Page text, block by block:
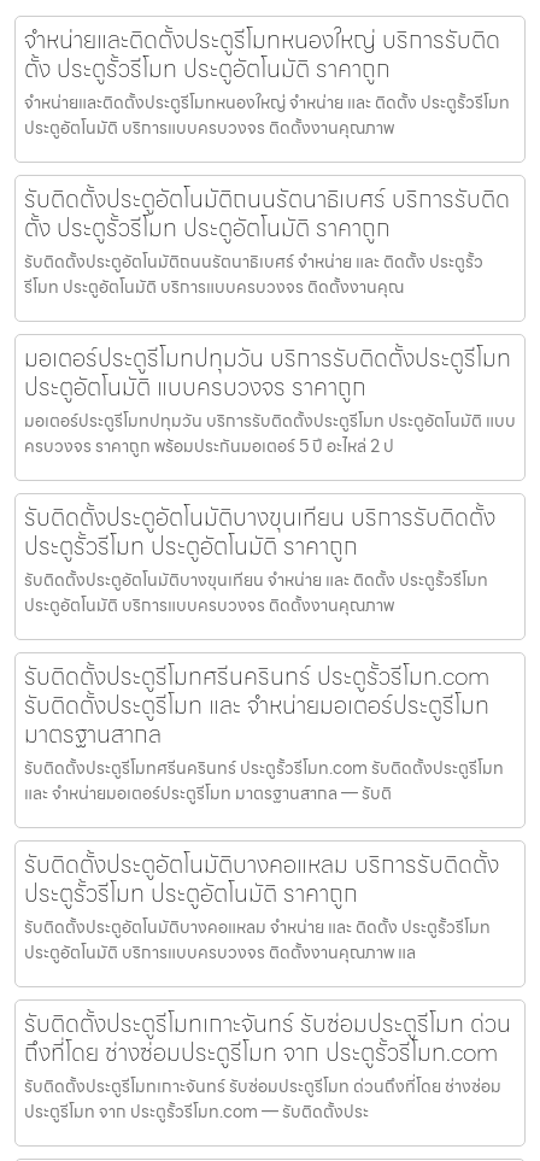
จำหน่ายและติดตั้งประตูรีโมทหนองใหญ่ บริการรับติด
ตั้ง ประตูรั้วรีโมท ประตูอัตโนมัติ ราคาถูก
จำหน่ายและติดตั้งประตูรีโมทหนองใหญ่ จำหน่าย และ ติดตั้ง ประตูรั้วรีโมท
ประตูอัตโนมัติ บริการแบบครบวงจร ติดตั้งงานคุณภาพ
รับติดตั้งประตูอัตโนมัติถนนรัตนาธิเบศร์ บริการรับติด
ตั้ง ประตูรั้วรีโมท ประตูอัตโนมัติ ราคาถูก
รับติดตั้งประตูอัตโนมัติถนนรัตนาธิเบศร์ จำหน่าย และ ติดตั้ง ประตูรั้ว
รีโมท ประตูอัตโนมัติ บริการแบบครบวงจร ติดตั้งงานคุณ
มอเตอร์ประตูรีโมทปทุมวัน บริการรับติดตั้งประตูรีโมท
ประตูอัตโนมัติ แบบครบวงจร ราคาถูก
มอเตอร์ประตูรีโมทปทุมวัน บริการรับติดตั้งประตูรีโมท ประตูอัตโนมัติ แบบ
ครบวงจร ราคาถูก พร้อมประกันมอเตอร์ 5 ปี อะไหล่ 2 ป
รับติดตั้งประตูอัตโนมัติบางขุนเทียน บริการรับติดตั้ง
ประตูรั้วรีโมท ประตูอัตโนมัติ ราคาถูก
รับติดตั้งประตูอัตโนมัติบางขุนเทียน จำหน่าย และ ติดตั้ง ประตูรั้วรีโมท
ประตูอัตโนมัติ บริการแบบครบวงจร ติดตั้งงานคุณภาพ
รับติดตั้งประตูรีโมทศรีนครินทร์ ประตูรั้วรีโมท.com
รับติดตั้งประตูรีโมท และ จำหน่ายมอเตอร์ประตูรีโมท
มาตรฐานสากล
รับติดตั้งประตูรีโมทศรีนครินทร์ ประตูรั้วรีโมท.com รับติดตั้งประตูรีโมท
และ จำหน่ายมอเตอร์ประตูรีโมท มาตรฐานสากล — รับติ
รับติดตั้งประตูอัตโนมัติบางคอแหลม บริการรับติดตั้ง
ประตูรั้วรีโมท ประตูอัตโนมัติ ราคาถูก
รับติดตั้งประตูอัตโนมัติบางคอแหลม จำหน่าย และ ติดตั้ง ประตูรั้วรีโมท
ประตูอัตโนมัติ บริการแบบครบวงจร ติดตั้งงานคุณภาพ แล
รับติดตั้งประตูรีโมทเกาะจันทร์ รับซ่อมประตูรีโมท ด่วน
ถึงที่โดย ช่างซ่อมประตูรีโมท จาก ประตูรั้วรีโมท.com
รับติดตั้งประตูรีโมทเกาะจันทร์ รับซ่อมประตูรีโมท ด่วนถึงที่โดย ช่างซ่อม
ประตูรีโมท จาก ประตูรั้วรีโมท.com — รับติดตั้งประ